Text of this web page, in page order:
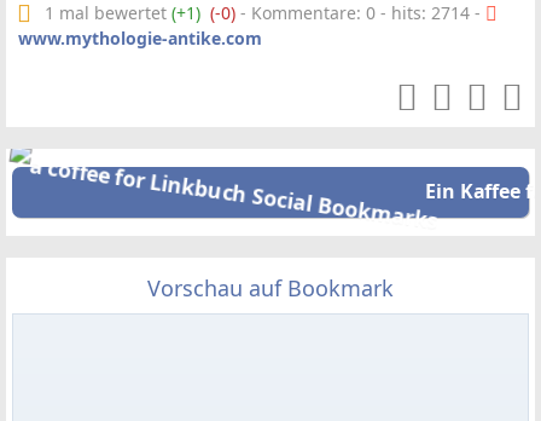
1 mal bewertet (+1) (-0) - Kommentare: 0 - hits: 2714 -
www.mythologie-antike.com
Ein Kaffee
Vorschau auf Bookmark